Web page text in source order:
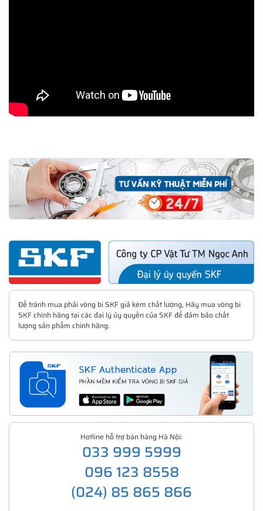
Để tránh mua phải vòng bi SKF giả kém chất lượng, Hãy mua vòng bi
SKF chính hãng tại các đại lý ủy quyền của SKF để đảm bảo chất
lượng sản phẩm chính hãng.
Hotline hỗ trợ bán hàng Hà Nội:
033 999 5999
096 123 8558
(024) 85 865 866